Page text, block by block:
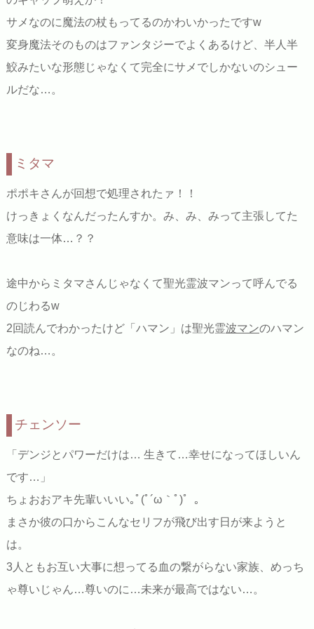
サメなのに魔法の杖もってるのかわいかったですw
変身魔法そのものはファンタジーでよくあるけど、半人半
鮫みたいな形態じゃなくて完全にサメでしかないのシュー
ルだな…。
ミタマ
ポポキさんが回想で処理されたァ！！
けっきょくなんだったんすか。み、み、みって主張してた
意味は一体…？？
途中からミタマさんじゃなくて聖光霊波マンって呼んでる
のじわるw
2回読んでわかったけど「ハマン」は聖光霊波マンのハマン
なのね…。
チェンソー
「デンジとパワーだけは… 生きて…幸せになってほしいん
です…」
ちょおおアキ先輩いいい｡ﾟ(ﾟ´ω｀ﾟ)゜｡
まさか彼の口からこんなセリフが飛び出す日が来ようと
は。
3人ともお互い大事に想ってる血の繋がらない家族、めっち
ゃ尊いじゃん…尊いのに…未来が最高ではない…。